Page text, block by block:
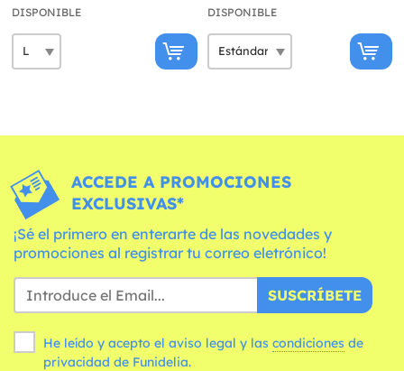
DISPONIBLE DISPONIBLE
ACCEDE A PROMOCIONES
EXCLUSIVAS*
¡Sé el primero en enterarte de las novedades y
promociones al registrar tu correo eletrónico!
SUSCRÍBETE
He leído y acepto el aviso legal y las condiciones
privacidad de Funidelia.